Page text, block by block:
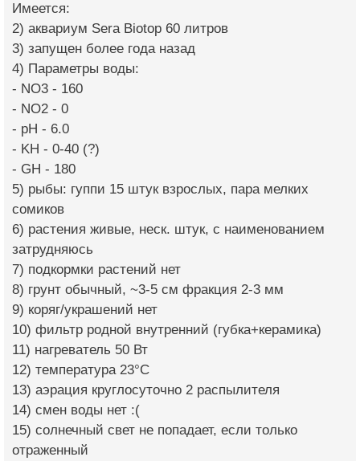
Имеется:
2) аквариум Sera Biotop 60 литров
3) запущен более года назад
4) Параметры воды:
- NO3 - 160
- NO2 - 0
- pH - 6.0
- KH - 0-40 (?)
- GH - 180
5) рыбы: гуппи 15 штук взрослых, пара мелких
сомиков
6) растения живые, неск. штук, с наименованием
затрудняюсь
7) подкормки растений нет
8) грунт обычный, ~3-5 см фракция 2-3 мм
9) коряг/украшений нет
10) фильтр родной внутренний (губка+керамика)
11) нагреватель 50 Вт
12) температура 23°C
13) аэрация круглосуточно 2 распылителя
14) смен воды нет :(
15) солнечный свет не попадает, если только
отраженный